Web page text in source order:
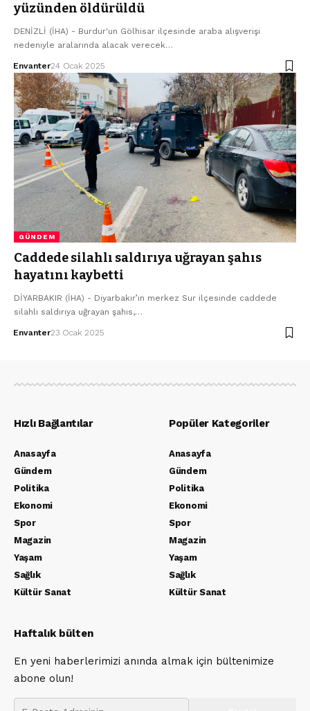
yüzünden öldürüldü
DENİZLİ (İHA) - Burdur'un Gölhisar ilçesinde araba alışverişi
nedeniyle aralarında alacak verecek…
Envanter24 Ocak 2025
GÜNDEM
Caddede silahlı saldırıya uğrayan şahıs
hayatını kaybetti
DİYARBAKIR (İHA) - Diyarbakır’ın merkez Sur ilçesinde caddede
silahlı saldırıya uğrayan şahıs,…
Envanter23 Ocak 2025
Hızlı Bağlantılar
Anasayfa
Gündem
Politika
Ekonomi
Spor
Magazin
Yaşam
Sağlık
Kültür Sanat
Popüler Kategoriler
Anasayfa
Gündem
Politika
Ekonomi
Spor
Magazin
Yaşam
Sağlık
Kültür Sanat
Haftalık bülten
En yeni haberlerimizi anında almak için bültenimize
abone olun!